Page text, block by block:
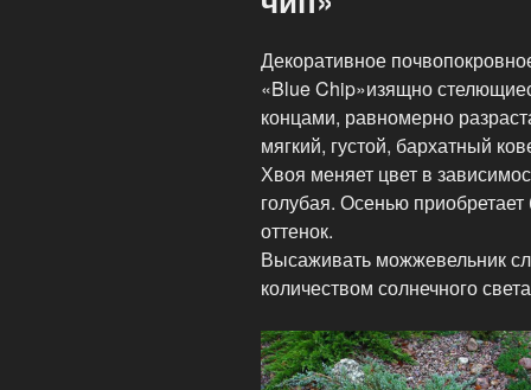
Декоративное
«Blue Chip»изящно
концами, равномерно
мягкий, густой, бархатный
Хвоя меняет цвет в
голубая. Осенью
оттенок.
Высаживать можжевельник
количеством солнечного